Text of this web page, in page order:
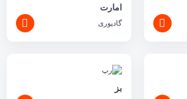
امارت
گادپوری
بز